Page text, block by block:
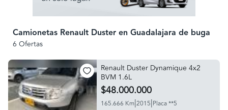
Camionetas Renault Duster en Guadalajara de buga
6 Ofertas
Renault Duster Dynamique 4x2
BVM 1.6L
$48.000.000
165.666 Km|2015|Placa **5